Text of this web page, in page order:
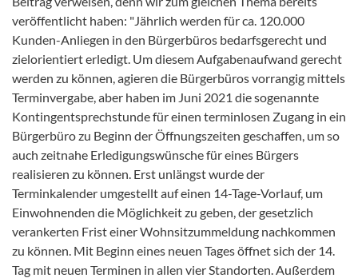
veröffentlicht haben: "Jährlich werden für ca. 120.000
Kunden-Anliegen in den Bürgerbüros bedarfsgerecht und
zielorientiert erledigt. Um diesem Aufgabenaufwand gerecht
werden zu können, agieren die Bürgerbüros vorrangig mittels
Terminvergabe, aber haben im Juni 2021 die sogenannte
Kontingentsprechstunde für einen terminlosen Zugang in ein
Bürgerbüro zu Beginn der Öffnungszeiten geschaffen, um so
auch zeitnahe Erledigungswünsche für eines Bürgers
realisieren zu können. Erst unlängst wurde der
Terminkalender umgestellt auf einen 14-Tage-Vorlauf, um
Einwohnenden die Möglichkeit zu geben, der gesetzlich
verankerten Frist einer Wohnsitzummeldung nachkommen
zu können. Mit Beginn eines neuen Tages öffnet sich der 14.
Tag mit neuen Terminen in allen vier Standorten. Außerdem